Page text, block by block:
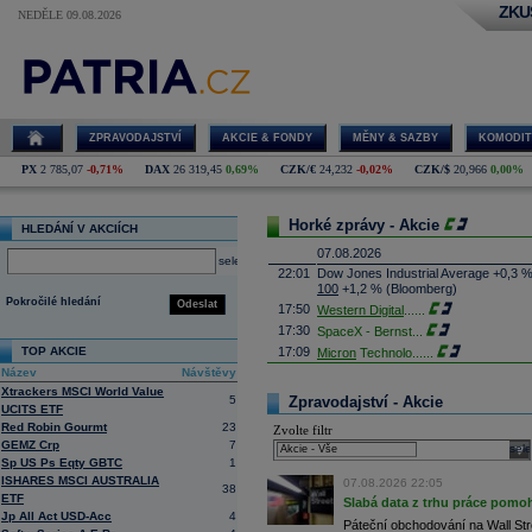
NEDĚLE 09.08.2026
ZPRAVODAJSTVÍ AKCIE & FONDY MĚNY & SAZBY
PX 2 785,07 -0,71% DAX 26 319,45 0,69% CZK/€ 24,232 -0,02% CZK/$ 20,966 0,00%
HLEDÁNÍ V AKCIÍCH
select
Odeslat
Pokročilé hledání
TOP AKCIE
Název
Návštěvy
Xtrackers MSCI World Value
UCITS ETF
5
Red Robin Gourmt
23
GEMZ Crp
7
Sp US Ps Eqty GBTC
1
ISHARES MSCI AUSTRALIA
ETF
38
Jp All Act USD-Acc
4
Horké zprávy - Akcie
07.08.2026
22:01
Dow Jones Industrial Average +0,3
100 +1,2 % (Bloomberg)
17:50 Western Digital
17:30 SpaceX - Bernst
17:09 Micron Technolo
16:26
Objem obchodů s akciemi na
obchodů za poslední rok je 0,665
16:23 Zvýšení výroby balistických střel
nějakou dobu potrvá. Agentuře
Armin Papperger. Společná výroba
doplnit arzenál Spojeným státům,
(ČTK)
16:07 Conocophillips
Zpravodajství - Akcie
Zvolte filtr
07.08.2026 22:05
Slabá data z trhu práce
Páteční obchodování na Wall